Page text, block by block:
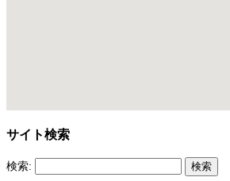
サイト検索
検索: